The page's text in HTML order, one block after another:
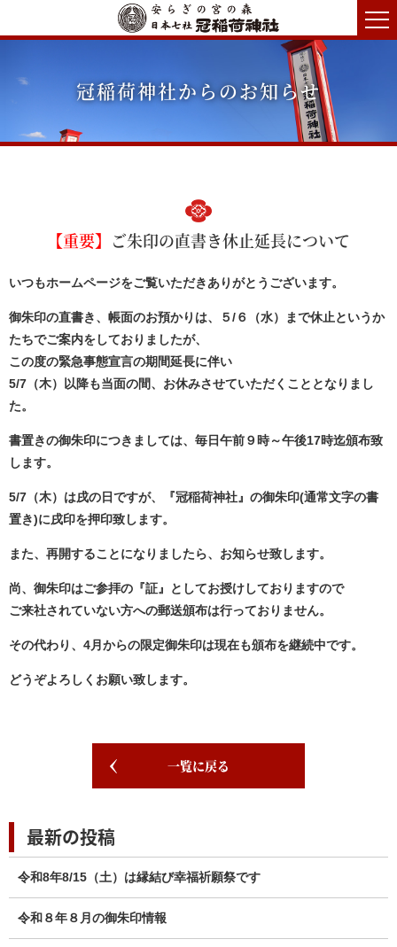
冠稲荷神社からのお知らせ
【重要】 ご朱印の直書き休止延長について
いつもホームページをご覧いただきありがとうございます。
御朱印の直書き、帳面のお預かりは、５/６（水）まで休止というか
たちでご案内をしておりましたが、
この度の緊急事態宣言の期間延長に伴い
5/7（木）以降も当面の間、お休みさせていただくこととなりまし
た。
書置きの御朱印につきましては、毎日午前９時～午後17時迄頒布致
します。
5/7（木）は戌の日ですが、『冠稲荷神社』の御朱印(通常文字の書
置き)に戌印を押印致します。
また、再開することになりましたら、お知らせ致します。
尚、御朱印はご参拝の『証』としてお授けしておりますので
ご来社されていない方への郵送頒布は行っておりません。
その代わり、4月からの限定御朱印は現在も頒布を継続中です。
どうぞよろしくお願い致します。
一覧に戻る
最新の投稿
令和8年8/15（土）は縁結び幸福祈願祭です
令和８年８月の御朱印情報